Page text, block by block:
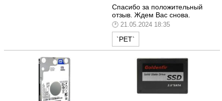
Спасибо за положительный
отзыв. Ждем Вас снова.
21.05.2024 18:35
`РЕТ`